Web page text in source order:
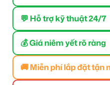
💬 Hỗ trợ kỹ thuật 24/7
💰 Giá niêm yết rõ ràng
🚚 Miễn phí lắp đặt tận